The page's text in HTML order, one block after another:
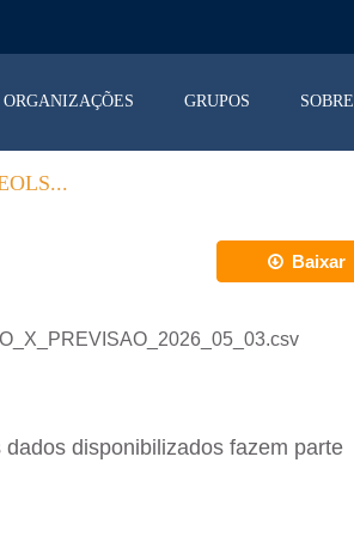
ORGANIZAÇÕES GRUPOS SOBRE
Baixar
disponibilizados fazem parte